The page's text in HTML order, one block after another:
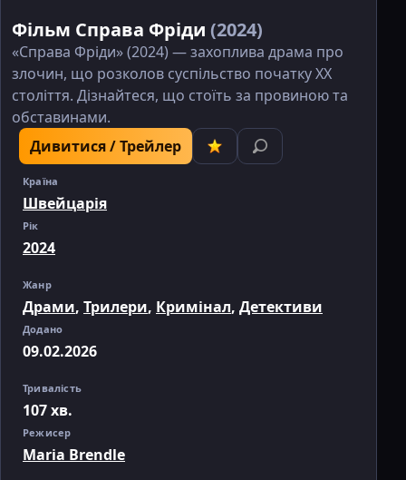
Фільм Справа Фріди (2024)
«Справа Фріди» (2024) — захоплива драма про
злочин, що розколов суспільство початку XX
століття. Дізнайтеся, що стоїть за провиною та
обставинами.
Дивитися / Трейлер
Країна
Швейцарія
Рік
2024
Жанр
Драми, Трилери, Кримінал, Детективи
Додано
09.02.2026
Тривалість
107 хв.
Режисер
Maria Brendle